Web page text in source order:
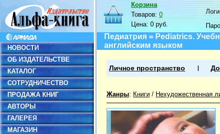
НОВОСТИ
ОБ ИЗДАТЕЛЬСТВЕ
КАТАЛОГ
СОТРУДНИЧЕСТВО
ПРОДАЖА КНИГ
АВТОРЫ
ГАЛЕРЕЯ
МАГАЗИН
Корзина
Товаров:0
Цена:0 руб.
Педиатрия = Pediatrics.
английским языком
Личное пространство
Жанры: Книги / Нехудожественная